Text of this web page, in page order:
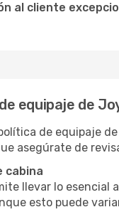
al cliente
equipaje de
de equipaje
asegúrate de
cabina
llevar lo esencial
esto puede